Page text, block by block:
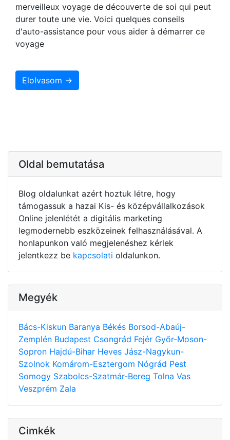
merveilleux voyage de découverte de soi qui peut
durer toute une vie. Voici quelques conseils
d'auto-assistance pour vous aider à démarrer ce
voyage
Elolvasom →
Oldal bemutatása
Blog oldalunkat azért hoztuk létre, hogy
támogassuk a hazai Kis- és középvállalkozások
Online jelenlétét a digitális marketing
legmodernebb eszközeinek felhasználásával. A
honlapunkon való megjelenéshez kérlek
jelentkezz be kapcsolati oldalunkon.
Megyék
Bács-Kiskun Baranya Békés Borsod-Abaúj-
Zemplén Budapest Csongrád Fejér Győr-Moson-
Sopron Hajdú-Bihar Heves Jász-Nagykun-
Szolnok Komárom-Esztergom Nógrád Pest
Somogy Szabolcs-Szatmár-Bereg Tolna Vas
Veszprém Zala
Cimkék